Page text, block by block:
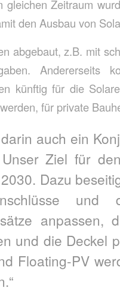
gleichen Zeitraum
den Ausbau von
abgebaut, z.B. mit
Andererseits
künftig für die
für private
auch ein
Unser Ziel für
Dazu
und
anpassen,
und die Deckel
Floating-PV